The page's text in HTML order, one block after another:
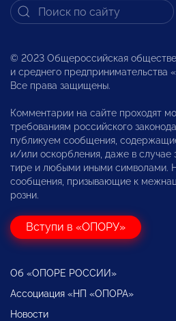
© 2023 Общероссийская
и среднего
Все права защищены.
Комментарии на сайте проходят
требованиям российского
публикуем сообщения,
и/или оскорбления, даже в случае
тире и любыми иными символами.
сообщения, призывающие к
розни.
Вступи в «ОПОРУ»
Об «ОПОРЕ РОССИИ»
Ассоциация «НП «ОПОРА»
Новости